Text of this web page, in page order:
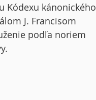
Kódexu kánonického
J. Francisom
podľa noriem